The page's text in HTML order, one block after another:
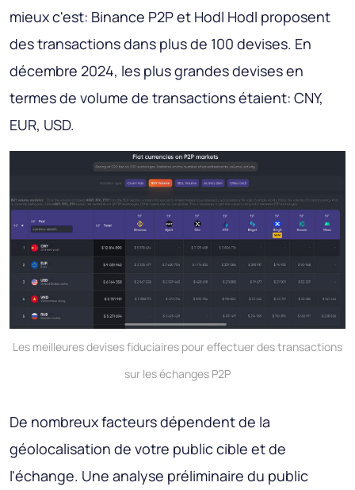
mieux c'est: Binance P2P et Hodl Hodl proposent
des transactions dans plus de 100 devises. En
décembre 2024, les plus grandes devises en
termes de volume de transactions étaient: CNY,
EUR, USD.
Les meilleures devises fiduciaires pour effectuer des transactions
sur les échanges P2P
De nombreux facteurs dépendent de la
géolocalisation de votre public cible et de
l'échange. Une analyse préliminaire du public